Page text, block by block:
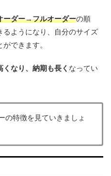
ーダー→フルオーダーの順
るようになり、自分のサイズ
できます。
くなり、納期も長く なってい
の特徴を見ていきましょ